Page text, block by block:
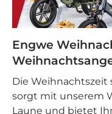
Engwe
Die Weihnachtszeit
sorgt mit unserem
Laune und bietet